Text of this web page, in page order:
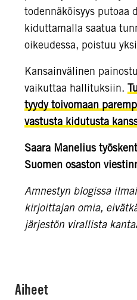
todennäköisyys putoaa
kiduttamalla saatua
oikeudessa, poistuu
Kansainvälinen
vaikuttaa hallituksiin.
tyydy toivomaan
vastusta kidutusta
Saara Manelius
Suomen osaston
Amnestyn blogissa
kirjoittajan omia,
järjestön virallista
Aiheet